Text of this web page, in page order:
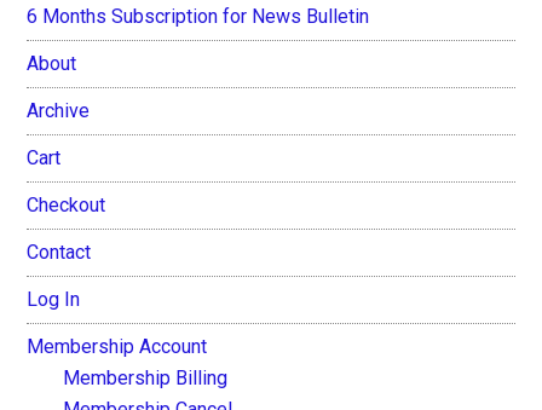
6 Months Subscription for News Bulletin
About
Archive
Cart
Checkout
Contact
Log In
Membership Account
Membership Billing